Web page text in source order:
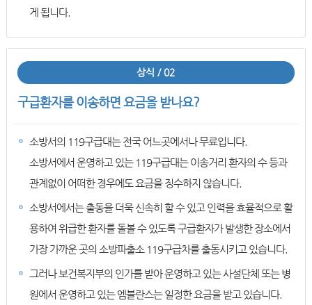
게 됩니다.
상식 / 02
구급환자를 이송하면 요금을 받나요?
소방서의 119구급대는 전국 어느곳에서나 무료입니다.
소방서에서 운영하고 있는 119구급대는 이송거리 환자의 수 등과
관계없이 어떠한 경우에도 요금을 징수하지 않습니다.
소방서에서는 출동을 더욱 신속히 할 수 있고 인력을 효율적으로 활
용하여 위급한 환자를 돌볼 수 있도록 구급환자가 발생한 장소에서
가장 가까운 곳의 소방파출소 119구급차를 출동시키고 있습니다.
그러나 보건복지부의 인가를 받아 운영하고 있는 사설단체 또는 병
원에서 운영하고 있는 엠블란스는 일정한 요금을 받고 있습니다.